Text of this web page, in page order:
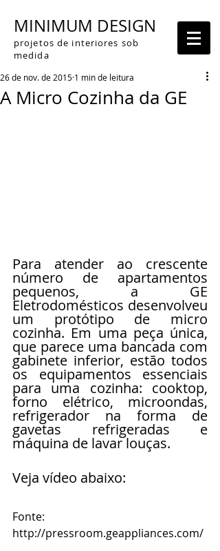
MINIMUM DESIGN
projetos de interiores sob
medida
A Micro Cozinha da GE
26 de nov. de 2015 1 min de leitura
Para atender ao crescente
número de apartamentos
pequenos, a GE
Eletrodomésticos desenvolveu
um protótipo de micro
cozinha. Em uma peça única,
que parece uma bancada com
gabinete inferior, estão todos
os equipamentos essenciais
para uma cozinha: cooktop,
forno elétrico, microondas,
refrigerador na forma de
gavetas refrigeradas e
máquina de lavar louças.
Veja vídeo abaixo:
Fonte:
http://pressroom.geappliances.com/